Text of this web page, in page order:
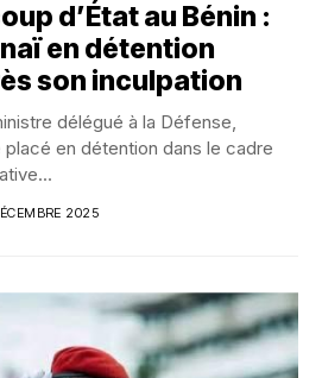
d’État au Bénin :
en détention
son inculpation
délégué à la Défense,
placé en détention dans le cadre
2025